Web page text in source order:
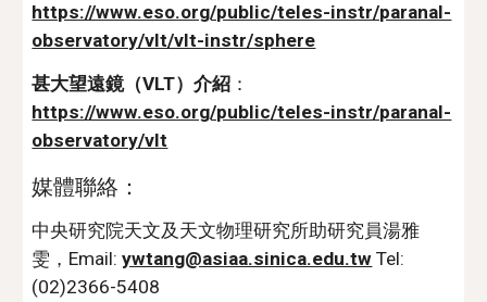
https://www.eso.org/public/teles-instr/paranal-
observatory/vlt/vlt-instr/sphere
甚大望遠鏡（VLT）介紹 ：
https://www.eso.org/public/teles-instr/paranal-
observatory/vlt
媒體聯絡：
中央研究院天文及天文物理研究所助研究員湯雅
雯，Email: ywtang@asiaa.sinica.edu.tw Tel:
(02)2366-5408